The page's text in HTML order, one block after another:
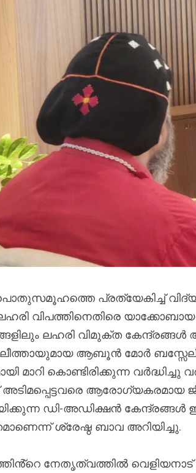
പ്രത്യേകിച്ച്
ലഹരി വിപത്തിനെതിരെ
ലഹരി വിമുക്ത കേന്ദ്രങ്ങൾ
ആബൂൻ മോർ
മാറി കൊണ്ടിരിക്കുന്ന
ആരോഗ്യകരമായ
ഡി-അഡിക്ഷൻ കേന്ദ്രങ്ങൾ
ശ്രേഷ്ഠ ബാവ അറിയിച്ചു.
നേതൃത്വത്തിൽ